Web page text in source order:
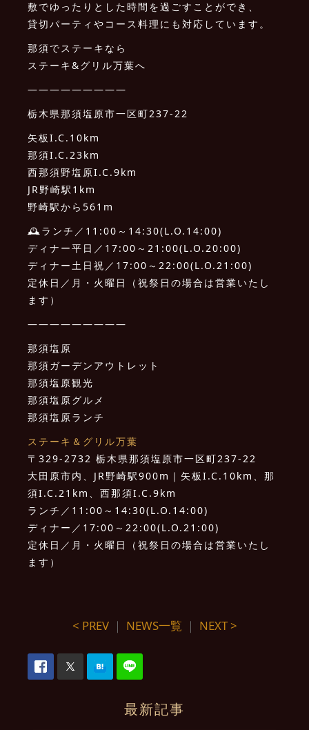
敷でゆったりとした時間を過ごすことができ、
貸切パーティやコース料理にも対応しています。
那須でステーキなら
ステーキ&グリル万葉へ
—————————
栃木県那須塩原市一区町237-22
矢板I.C.10km
那須I.C.23km
西那須野塩原I.C.9km
JR野崎駅1km
野崎駅から561m
🕰ランチ／11:00～14:30(L.O.14:00)
ディナー平日／17:00～21:00(L.O.20:00)
ディナー土日祝／17:00～22:00(L.O.21:00)
定休日／月・火曜日（祝祭日の場合は営業いたし
ます）
—————————
那須塩原
那須ガーデンアウトレット
那須塩原観光
那須塩原グルメ
那須塩原ランチ
ステーキ＆グリル万葉
〒329-2732 栃木県那須塩原市一区町237-22
大田原市内、JR野崎駅900m｜矢板I.C.10km、那
須I.C.21km、西那須I.C.9km
ランチ／11:00～14:30(L.O.14:00)
ディナー／17:00～22:00(L.O.21:00)
定休日／月・火曜日（祝祭日の場合は営業いたし
ます）
< PREV｜ NEWS一覧 ｜ NEXT >
最新記事